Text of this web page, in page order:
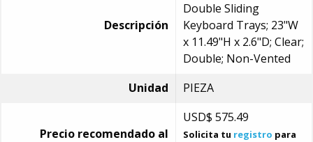
Descripción
Double Sliding
Keyboard Trays; 23"W
x 11.49"H x 2.6"D; Clear;
Double; Non-Vented
Unidad
PIEZA
Precio recomendado al
USD$ 575.49
Solicita tu registro para